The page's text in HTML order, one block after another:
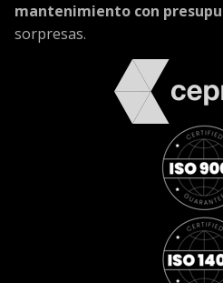
mantenimiento con
sorpresas.